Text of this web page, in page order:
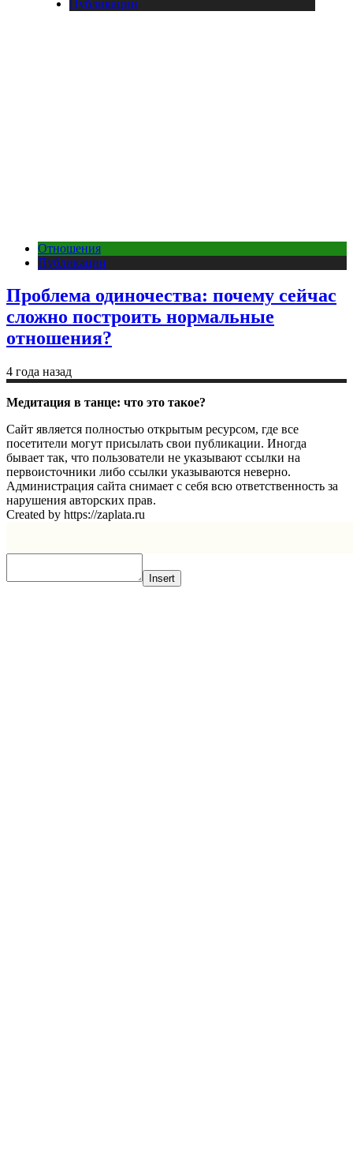
Публикации
Отношения
Публикации
Проблема одиночества: почему сейчас
сложно построить нормальные
отношения?
4 года назад
Медитация в танце: что это такое?
Сайт является полностью открытым ресурсом, где все
посетители могут присылать свои публикации. Иногда
бывает так, что пользователи не указывают ссылки на
первоисточники либо ссылки указываются неверно.
Администрация сайта снимает с себя всю ответственность за
нарушения авторских прав.
Created by https://zaplata.ru
Insert